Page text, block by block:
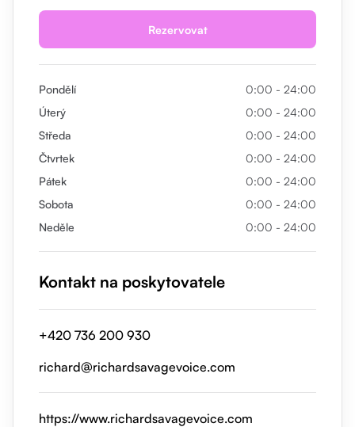
Rezervovat
Pondělí
0:00 - 24:00
Úterý
0:00 - 24:00
Středa
0:00 - 24:00
Čtvrtek
0:00 - 24:00
Pátek
0:00 - 24:00
Sobota
0:00 - 24:00
Neděle
0:00 - 24:00
Kontakt na poskytovatele
+420 736 200 930
richard@richardsavagevoice.com
https://www.richardsavagevoice.com